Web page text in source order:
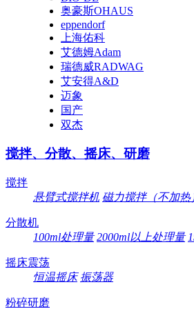
奥豪斯OHAUS
eppendorf
上海佑科
艾德姆Adam
瑞德威RADWAG
艾安得A&D
迈象
国产
双杰
搅拌、分散、摇床、研磨
搅拌
悬臂式搅拌机 磁力搅拌（不加热
分散机
100ml处理量 2000ml以上处理量
摇床震荡
恒温摇床 振荡器
粉碎研磨